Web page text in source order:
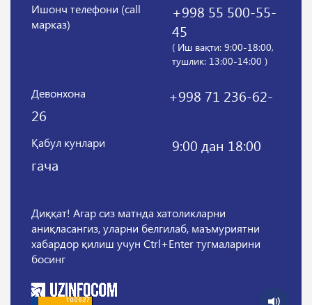
Ишонч телефони (call
марказ)
+998 55 500-55-
45
( Иш вақти: 9:00-18:00,
тушлик: 13:00-14:00 )
Девонхона
+998 71 236-62-
26
Қабул кунлари
9:00 дан 18:00
гача
Диққат! Агар сиз матнда хатоликларни
аниқласангиз, уларни белгилаб, маъмуриятни
хабардор қилиш учун Ctrl+Enter тугмаларини
босинг